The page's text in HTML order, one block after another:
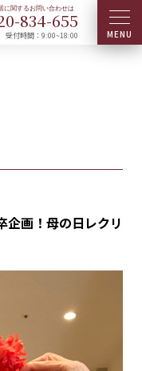
834-655
受付時間：9:00~18:00
企画！母の日レクリ